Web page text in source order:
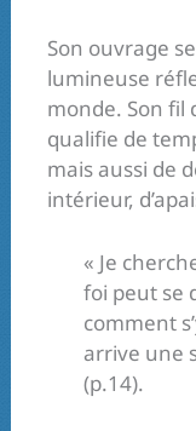
Son ouvrage
lumineuse
monde. Son fil
qualifie de
mais aussi de
intérieur,
« Je
foi peut se
comment
arrive une
(p.14).